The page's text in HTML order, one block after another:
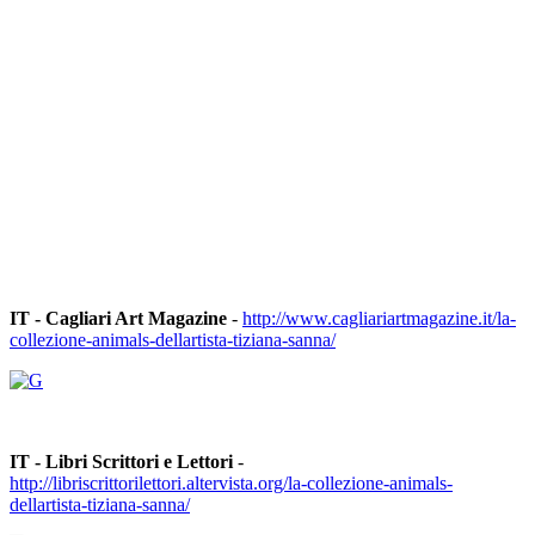
IT - Cagliari Art Magazine - http://www.cagliariartmagazine.it/la-
collezione-animals-dellartista-tiziana-sanna/
IT - Libri Scrittori e Lettori -
http://libriscrittorilettori.altervista.org/la-collezione-animals-
dellartista-tiziana-sanna/